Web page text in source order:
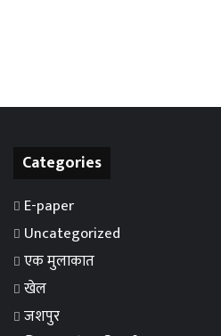
Categories
E-paper
Uncategorized
एक मुलाकात
खेल
जशपुर